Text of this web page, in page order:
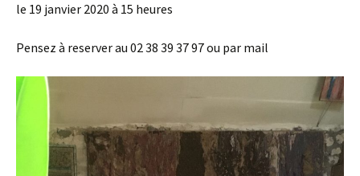
le 19 janvier 2020 à 15 heures
Pensez à reserver au 02 38 39 37 97 ou par mail